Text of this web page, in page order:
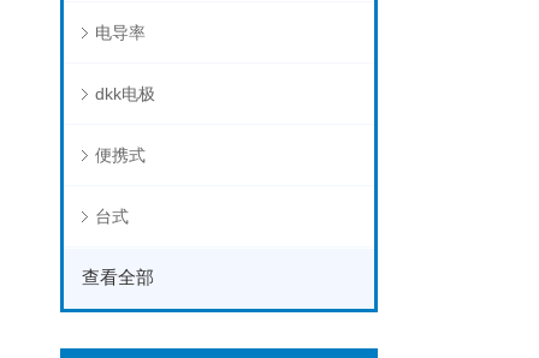
电导率
dkk电极
便携式
台式
查看全部